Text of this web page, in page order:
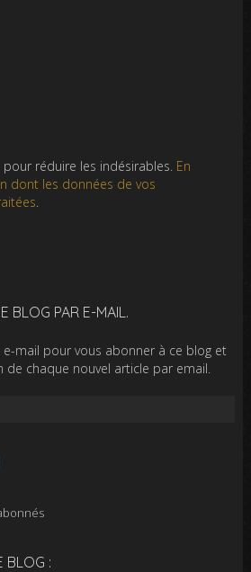
réduire les indésirables. En
dont les données de vos
.
BLOG PAR E-MAIL.
e-mail pour vous abonner à ce blog et
de chaque nouvel article par email.
BLOG :